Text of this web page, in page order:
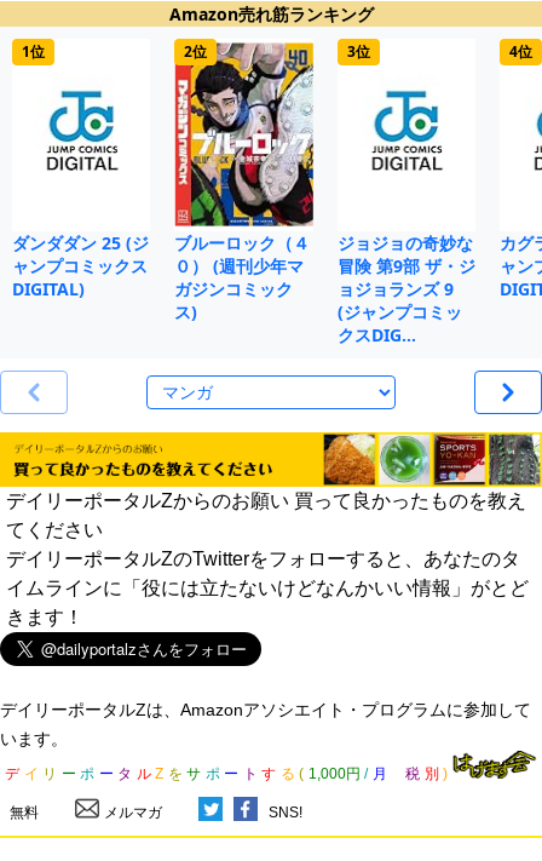
Amazon売れ筋ランキング
1位
ダンダダン 25 (ジ
ャンプコミックス
DIGITAL)
2位
ブルーロック（４
０） (週刊少年マ
ガジンコミック
ス)
3位
ジョジョの奇妙な
冒険 第9部 ザ・ジ
ョジョランズ 9
(ジャンプコミッ
クスDIG…
4位
カグ
ャン
デイリーポータルZからのお願い 買って良かったものを教え
てください
デイリーポータルZのTwitterをフォローすると、あなたのタ
イムラインに「役には立たないけどなんかいい情報」がとど
きます！
デイリーポータルZは、Amazonアソシエイト・プログラムに参加して
います。
デ イ リ ー ポ ー タ ル Z を サ ポ ー ト す る ( 1,000円 / 月 税 別 )
無料 メルマガ SNS!